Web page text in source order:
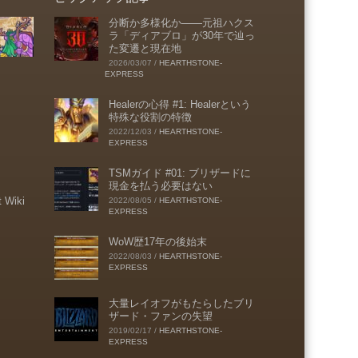
Wiki
分断か多様化か――元祖ハクス
ラ「ディアブロ」が30年で辿っ
た変遷と現在地
2026/03/07 / HEARTHSTONE-
EXPRESS
Healerの心得 #1: Healerという
特殊な役割の特徴
2022/12/03 / HEARTHSTONE-
EXPRESS
TSMガイド #01: ブリザードに
現金を払う必要はない
2022/08/05 / HEARTHSTONE-
EXPRESS
WoW歴17年の後始末
2022/08/03 / HEARTHSTONE-
EXPRESS
大量レイオフがもたらしたブリ
ザード・ファンの失望
2019/02/17 / HEARTHSTONE-
EXPRESS